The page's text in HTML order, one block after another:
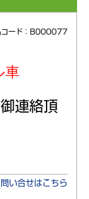
コード：B000077
車
連絡頂
い合せはこちら